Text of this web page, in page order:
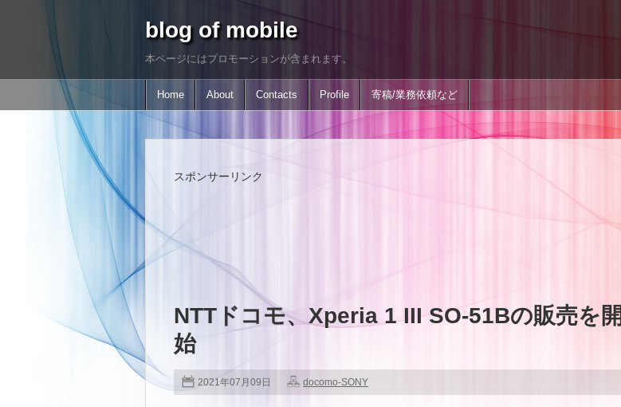
blog of mobile
本ページにはプロモーションが含まれます。
Home About Contacts Profile 寄稿/業務依頼など
スポンサーリンク
NTTドコモ、Xperia 1 III SO-51Bの販売を開
始
2021年07月09日 docomo-SONY